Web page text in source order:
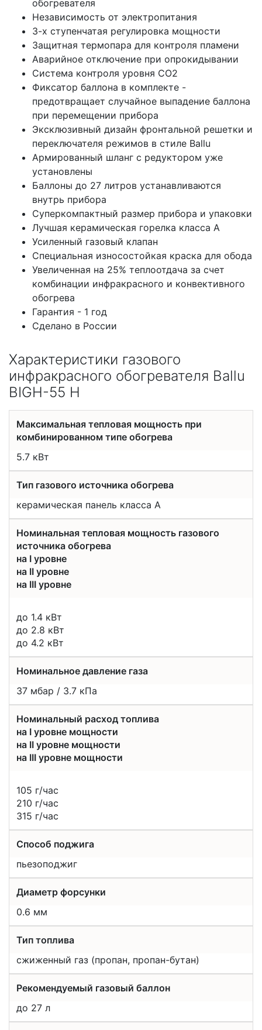
обогревателя
Независимость от электропитания
3-х ступенчатая регулировка мощности
Защитная термопара для контроля пламени
Аварийное отключение при опрокидывании
Система контроля уровня СО2
Фиксатор баллона в комплекте -
предотвращает случайное выпадение баллона
при перемещении прибора
Эксклюзивный дизайн фронтальной решетки и
переключателя режимов в стиле Ballu
Армированный шланг с редуктором уже
установлены
Баллоны до 27 литров устанавливаются
внутрь прибора
Суперкомпактный размер прибора и упаковки
Лучшая керамическая горелка класса А
Усиленный газовый клапан
Специальная износостойкая краска для обода
Увеличенная на 25% теплоотдача за счет
комбинации инфракрасного и конвективного
обогрева
Гарантия - 1 год
Сделано в России
Характеристики газового
инфракрасного обогревателя Ballu
BIGH-55 H
Максимальная тепловая мощность при
комбинированном типе обогрева
5.7 кВт
Тип газового источника обогрева
керамическая панель класса А
Номинальная тепловая мощность газового
источника обогрева
на I уровне
на II уровне
на III уровне
до 1.4 кВт
до 2.8 кВт
до 4.2 кВт
Номинальное давление газа
37 мбар / 3.7 кПа
Номинальный расход топлива
на I уровне мощности
на II уровне мощности
на III уровне мощности
105 г/час
210 г/час
315 г/час
Способ поджига
пьезоподжиг
Диаметр форсунки
0.6 мм
Тип топлива
cжиженный газ (пропан, пропан-бутан)
Рекомендуемый газовый баллон
до 27 л